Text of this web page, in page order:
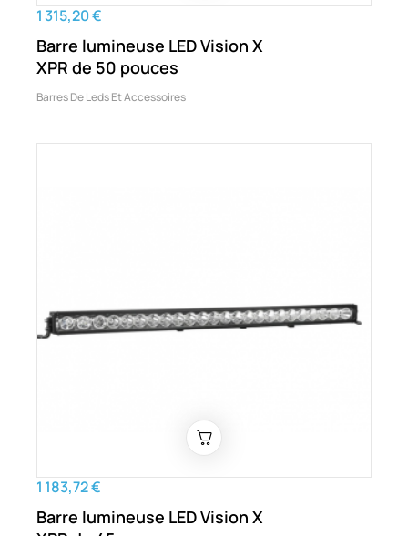
1 315,20 €
Barre lumineuse LED Vision X
XPR de 50 pouces
Barres De Leds Et Accessoires
1 183,72 €
Barre lumineuse LED Vision X